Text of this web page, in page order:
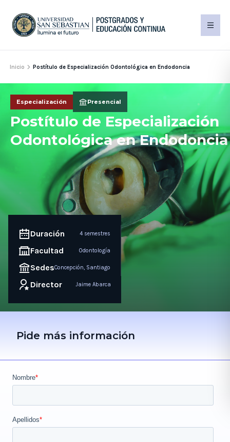
Inicio Postítulo de Especialización Odontológica en Endodoncia
Especialización Presencial
Postítulo de Especialización
Odontológica en Endodoncia
Duración 4 semestres
Facultad Odontología
SedesConcepción, Santiago
Director Jaime Abarca
Pide más información